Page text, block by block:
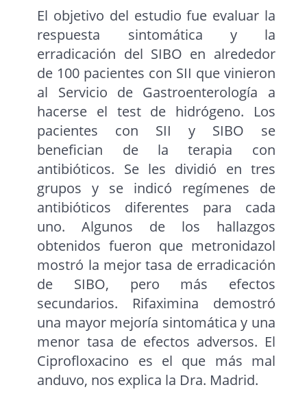
El objetivo del estudio fue evaluar la
respuesta sintomática y la
erradicación del SIBO en alrededor
de 100 pacientes con SII que vinieron
al Servicio de Gastroenterología a
hacerse el test de hidrógeno. Los
pacientes con SII y SIBO se
benefician de la terapia con
antibióticos. Se les dividió en tres
grupos y se indicó regímenes de
antibióticos diferentes para cada
uno. Algunos de los hallazgos
obtenidos fueron que metronidazol
mostró la mejor tasa de erradicación
de SIBO, pero más efectos
secundarios. Rifaximina demostró
una mayor mejoría sintomática y una
menor tasa de efectos adversos. El
Ciprofloxacino es el que más mal
anduvo, nos explica la Dra. Madrid.